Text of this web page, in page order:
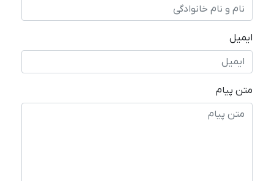
ایمیل
متن پیام